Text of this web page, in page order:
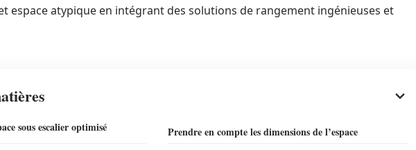
espace atypique en intégrant des solutions de rangement ingénieuses et
sous escalier optimisé
Prendre en compte les dimensions de l’espace